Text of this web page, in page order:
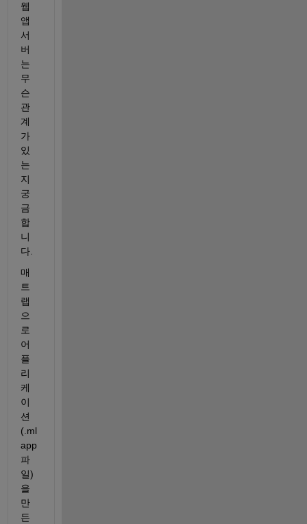
웹
앱
서
버
는
무
슨
관
계
가
있
는
지
궁
금
합
니
다.
매
트
랩
으
로
어
플
리
케
이
션
(.ml
app
파
일)
을
만
든